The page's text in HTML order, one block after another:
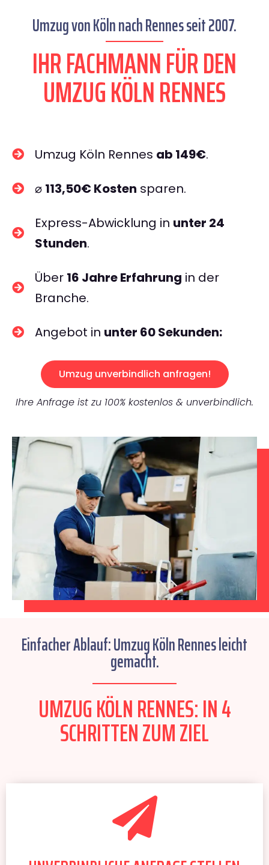
Umzug von Köln nach Rennes seit 2007.
IHR FACHMANN FÜR DEN
UMZUG KÖLN RENNES
Umzug Köln Rennes ab 149€.
⌀ 113,50€ Kosten sparen.
Express-Abwicklung in unter 24
Stunden.
Über 16 Jahre Erfahrung in der
Branche.
Angebot in unter 60 Sekunden:
Umzug unverbindlich anfragen!
Ihre Anfrage ist zu 100% kostenlos & unverbindlich.
Einfacher Ablauf: Umzug Köln Rennes leicht
gemacht.
UMZUG KÖLN RENNES: IN 4
SCHRITTEN ZUM ZIEL